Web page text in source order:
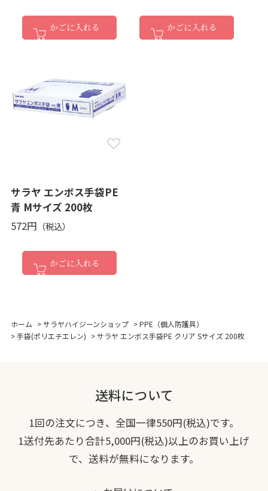
かごに入れる かごに入れる
サラヤ エンボス手袋PE
青 Mサイズ 200枚
572円
かごに入れる
ホーム >サラヤハイジーンショップ >PPE（個人防護具）
>手袋(ポリエチエレン) >サラヤ エンボス手袋PE クリア Sサイズ 200枚
送料について
1回の注文につき、全国一律550円(税込)です。
1送付先あたり合計5,000円(税込)以上のお買い上げ
で、送料が無料になります。